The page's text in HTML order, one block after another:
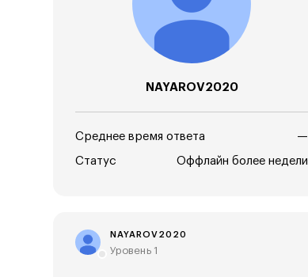
NAYAROV2020
Среднее время ответа —
Статус Оффлайн более недели
NAYAROV2020
Уровень 1